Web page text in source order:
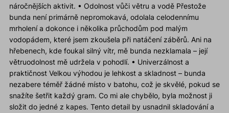
náročnějších aktivit. • Odolnost vůči větru a vodě Přestože
bunda není primárně nepromokavá, odolala celodennímu
mrholení a dokonce i několika průchodům pod malým
vodopádem, které jsem zkoušela při natáčení záběrů. Ani na
hřebenech, kde foukal silný vítr, mě bunda nezklamala – její
větruodolnost mě udržela v pohodlí. • Univerzálnost a
praktičnost Velkou výhodou je lehkost a skladnost – bunda
nezabere téměř žádné místo v batohu, což je skvělé, pokud se
snažíte šetřit každý gram. Co mi ale chybělo, byla možnost ji
složit do jedné z kapes. Tento detail by usnadnil skladování a